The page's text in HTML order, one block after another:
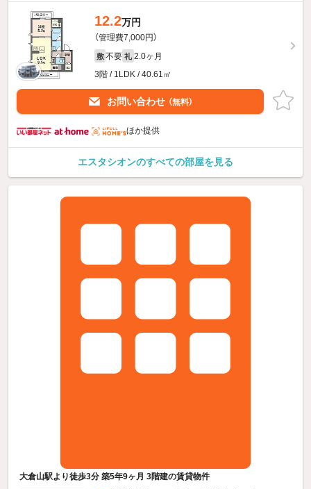
12.2万円
（管理費7,000円）
敷 不要 礼 2.0ヶ月
3階 / 1LDK / 40.61㎡
お問い合わせ （無料）
ほか提供
エスタシオンのすべての部屋を見る
大倉山駅より徒歩3分 築5年9ヶ月 3階建の賃貸物件